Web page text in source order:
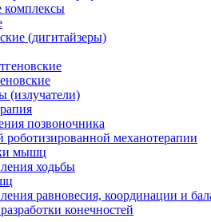
(дигитайзеры)
(излучатели)
позвоночника
механотерапии
мышц
ходьбы
равновесия, координации и
конечностей